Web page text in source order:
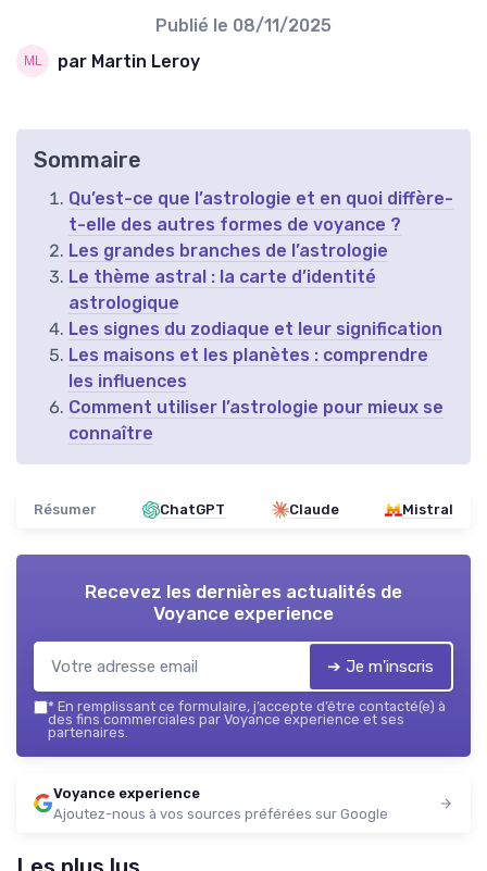
Publié le 08/11/2025
par Martin Leroy
Sommaire
Qu’est-ce que l’astrologie et en quoi diffère-
t-elle des autres formes de voyance ?
Les grandes branches de l’astrologie
Le thème astral : la carte d’identité
astrologique
Les signes du zodiaque et leur signification
Les maisons et les planètes : comprendre
les influences
Comment utiliser l’astrologie pour mieux se
connaître
Résumer ChatGPT Claude Mistral
Recevez les dernières actualités de
Voyance experience
➔ Je m'inscris
* En remplissant ce formulaire, j’accepte d’être contacté(e) à
des fins commerciales par Voyance experience et ses
partenaires.
Voyance experience
Ajoutez-nous à vos sources préférées sur Google